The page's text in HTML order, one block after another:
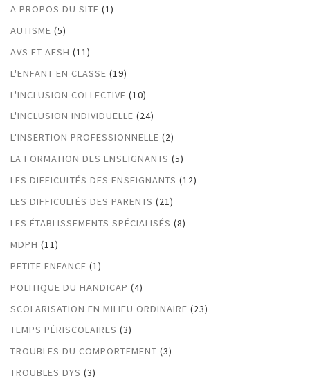
A PROPOS DU SITE (1)
AUTISME (5)
AVS ET AESH (11)
L'ENFANT EN CLASSE (19)
L'INCLUSION COLLECTIVE (10)
L'INCLUSION INDIVIDUELLE (24)
L'INSERTION PROFESSIONNELLE (2)
LA FORMATION DES ENSEIGNANTS (5)
LES DIFFICULTÉS DES ENSEIGNANTS (12)
LES DIFFICULTÉS DES PARENTS (21)
LES ÉTABLISSEMENTS SPÉCIALISÉS (8)
MDPH (11)
PETITE ENFANCE (1)
POLITIQUE DU HANDICAP (4)
SCOLARISATION EN MILIEU ORDINAIRE (23)
TEMPS PÉRISCOLAIRES (3)
TROUBLES DU COMPORTEMENT (3)
TROUBLES DYS (3)